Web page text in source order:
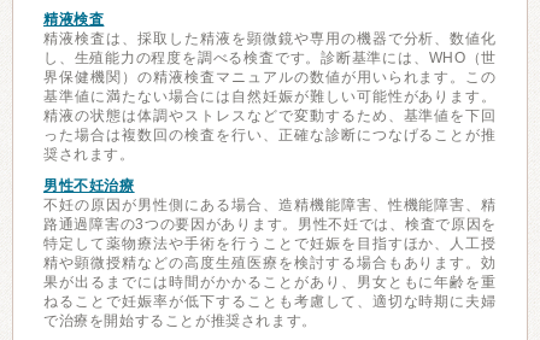
精液検査
精液検査は、採取した精液を顕微鏡や専用の機器で分析、数値化
し、生殖能力の程度を調べる検査です。診断基準には、WHO（世
界保健機関）の精液検査マニュアルの数値が用いられます。この
基準値に満たない場合には自然妊娠が難しい可能性があります。
精液の状態は体調やストレスなどで変動するため、基準値を下回
った場合は複数回の検査を行い、正確な診断につなげることが推
奨されます。
男性不妊治療
不妊の原因が男性側にある場合、造精機能障害、性機能障害、精
路通過障害の3つの要因があります。男性不妊では、検査で原因を
特定して薬物療法や手術を行うことで妊娠を目指すほか、人工授
精や顕微授精などの高度生殖医療を検討する場合もあります。効
果が出るまでには時間がかかることがあり、男女ともに年齢を重
ねることで妊娠率が低下することも考慮して、適切な時期に夫婦
で治療を開始することが推奨されます。